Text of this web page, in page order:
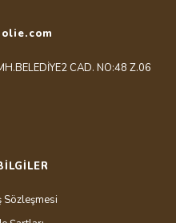
CAD. NO:48 Z.06
Sözleşmesi